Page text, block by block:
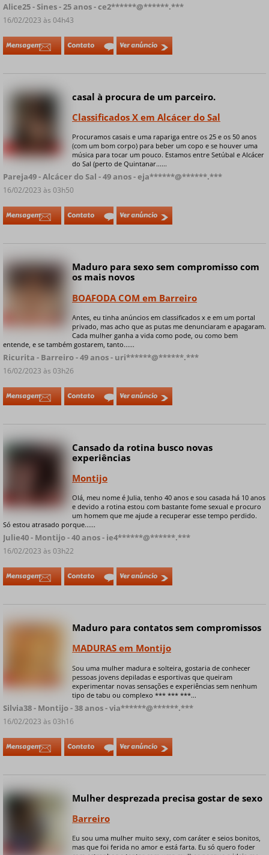
Alice25 - Sines - 25 anos - ce2******@******.***
16/02/2023 às 04h43
Mensagem Contato Ver anúncio
+ 4 fotos privadas
casal à procura de um parceiro.
Classificados X em Alcácer do Sal
Procuramos casais e uma rapariga entre os 25 e os 50 anos
(com um bom corpo) para beber um copo e se houver uma
música para tocar um pouco. Estamos entre Setúbal e Alcácer
do Sal (perto de Quintanar......
Pareja49 - Alcácer do Sal - 49 anos - eja******@******.***
16/02/2023 às 03h50
Mensagem Contato Ver anúncio
Maduro para sexo sem compromisso com
os mais novos
BOAFODA COM em Barreiro
Antes, eu tinha anúncios em classificados x e em um portal
privado, mas acho que as putas me denunciaram e apagaram.
Cada mulher ganha a vida como pode, ou como bem
entende, e se também gostarem, tanto......
Ricurita - Barreiro - 49 anos - uri******@******.***
16/02/2023 às 03h26
Mensagem Contato Ver anúncio
Online
+ 4 fotos privadas
Cansado da rotina busco novas
experiências
Montijo
Olá, meu nome é Julia, tenho 40 anos e sou casada há 10 anos
e devido a rotina estou com bastante fome sexual e procuro
um homem que me ajude a recuperar esse tempo perdido.
Só estou atrasado porque......
Julie40 - Montijo - 40 anos - ie4******@******.***
16/02/2023 às 03h22
Mensagem Contato Ver anúncio
Maduro para contatos sem compromissos
MADURAS em Montijo
Sou uma mulher madura e solteira, gostaria de conhecer
pessoas jovens depiladas e esportivas que queiram
experimentar novas sensações e experiências sem nenhum
tipo de tabu ou complexo *** *** ***...
Silvia38 - Montijo - 38 anos - via******@******.***
16/02/2023 às 03h16
Mensagem Contato Ver anúncio
Online
+ 8 fotos privadas
Mulher desprezada precisa gostar de sexo
Barreiro
Eu sou uma mulher muito sexy, com caráter e seios bonitos,
mas que foi ferida no amor e está farta. Eu só quero foder